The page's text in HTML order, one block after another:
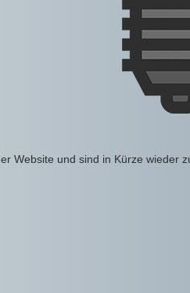
Website und sind in Kürze wieder